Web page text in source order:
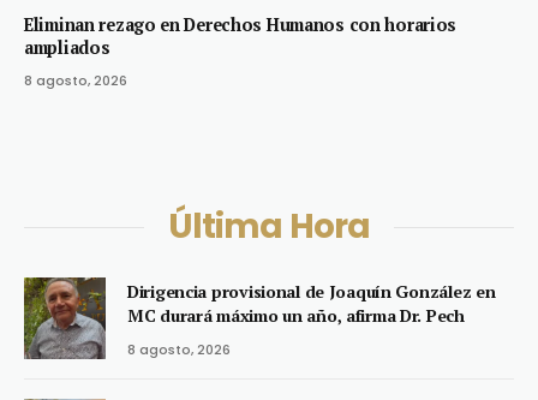
Eliminan rezago en Derechos Humanos con horarios
ampliados
8 agosto, 2026
Última Hora
Dirigencia provisional de Joaquín González en
MC durará máximo un año, afirma Dr. Pech
8 agosto, 2026